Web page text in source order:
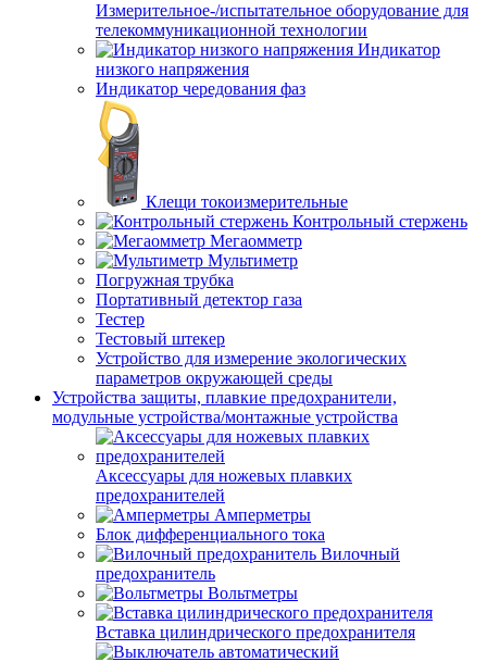
Измерительное-/испытательное оборудование для
телекоммуникационной технологии
Индикатор
низкого напряжения
Индикатор чередования фаз
Клещи токоизмерительные
Контрольный стержень
Мегаомметр
Мультиметр
Погружная трубка
Портативный детектор газа
Тестер
Тестовый штекер
Устройство для измерение экологических
параметров окружающей среды
Устройства защиты, плавкие предохранители,
модульные устройства/монтажные устройства
Аксессуары для ножевых плавких
предохранителей
Амперметры
Блок дифференциального тока
Вилочный
предохранитель
Вольтметры
Вставка цилиндрического предохранителя